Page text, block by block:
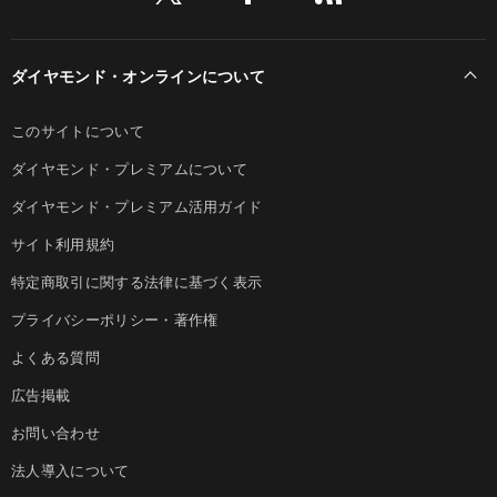
ダイヤモンド・オンラインについて
このサイトについて
ダイヤモンド・プレミアムについて
ダイヤモンド・プレミアム活用ガイド
サイト利用規約
特定商取引に関する法律に基づく表示
プライバシーポリシー・著作権
よくある質問
広告掲載
お問い合わせ
法人導入について